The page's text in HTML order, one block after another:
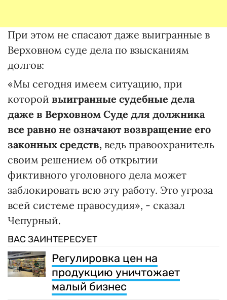
При этом не спасают даже выигранные в
Верховном суде дела по взысканиям
долгов:
«Мы сегодня имеем ситуацию, при
которой выигранные судебные дела
даже в Верховном Суде для должника
все равно не означают возвращение его
законных средств, ведь правоохранитель
своим решением об открытии
фиктивного уголовного дела может
заблокировать всю эту работу. Это угроза
всей системе правосудия», - сказал
Чепурный.
ВАС ЗАИНТЕРЕСУЕТ
Регулировка цен на
продукцию уничтожает
малый бизнес